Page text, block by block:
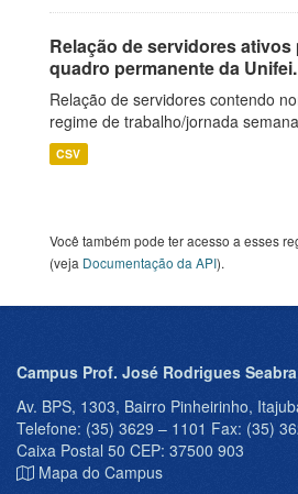
Relação de servidores
quadro permanente da Unifei.
Relação de servidores contendo
regime de trabalho/jornada
CSV
Você também pode ter acesso a esses
(veja Documentação da API).
Campus Prof. José Rodrigues
Av. BPS, 1303, Bairro Pinheirinho,
Telefone: (35) 3629 – 1101 Fax: (35)
Caixa Postal 50 CEP: 37500 903
Mapa do Campus